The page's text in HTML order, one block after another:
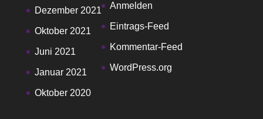
Dezember 2021
Oktober 2021
Juni 2021
Januar 2021
Oktober 2020
Anmelden
Eintrags-Feed
Kommentar-Feed
WordPress.org